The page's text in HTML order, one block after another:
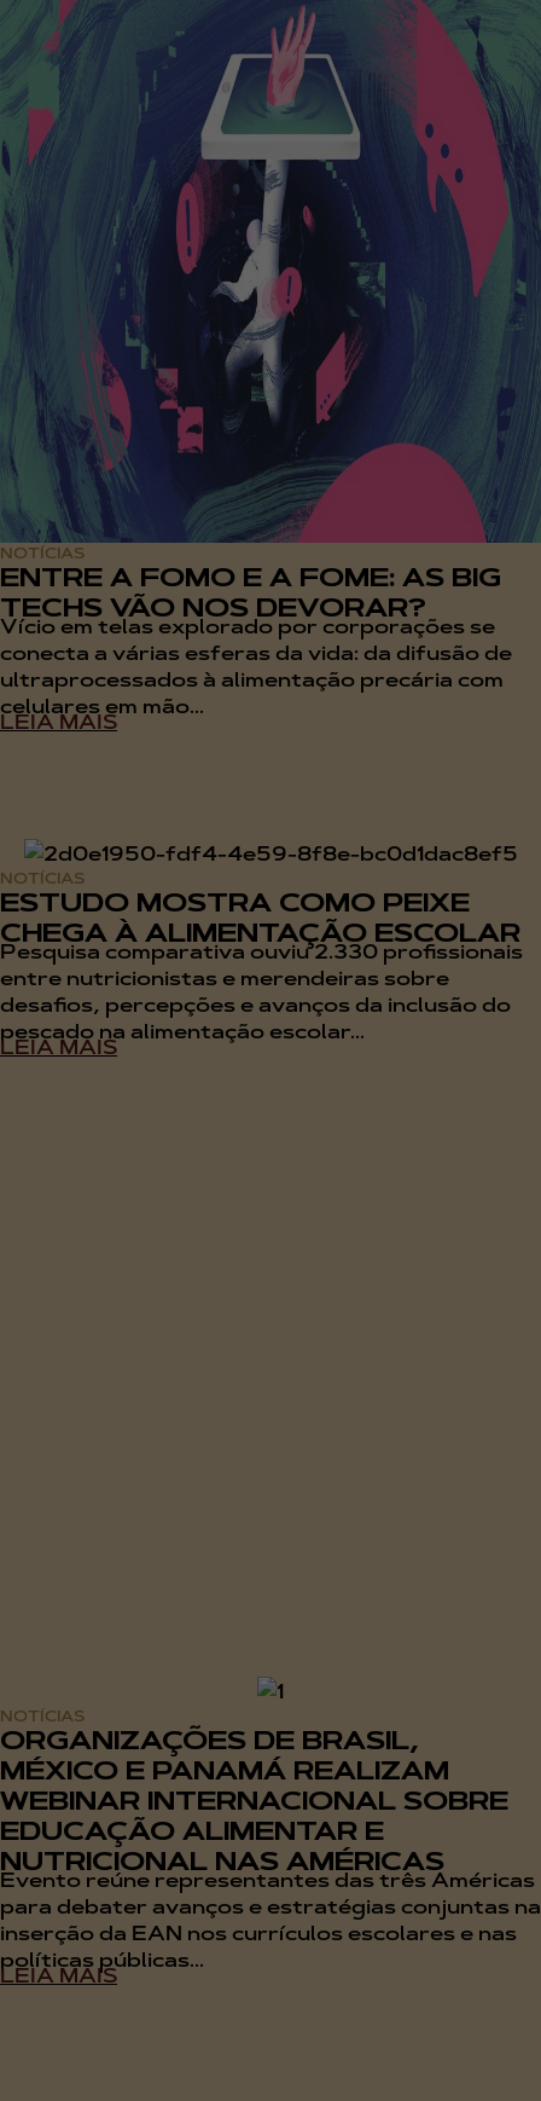
NOTÍCIAS
ENTRE A FOMO E A FOME: AS BIG
TECHS VÃO NOS DEVORAR?
Vício em telas explorado por corporações se
conecta a várias esferas da vida: da difusão de
ultraprocessados à alimentação precária com
celulares em mão...
LEIA MAIS
NOTÍCIAS
ESTUDO MOSTRA COMO PEIXE
CHEGA À ALIMENTAÇÃO ESCOLAR
Pesquisa comparativa ouviu 2.330 profissionais
entre nutricionistas e merendeiras sobre
desafios, percepções e avanços da inclusão do
pescado na alimentação escolar...
LEIA MAIS
NOTÍCIAS
ORGANIZAÇÕES DE BRASIL,
MÉXICO E PANAMÁ REALIZAM
WEBINAR INTERNACIONAL SOBRE
EDUCAÇÃO ALIMENTAR E
NUTRICIONAL NAS AMÉRICAS
Evento reúne representantes das três Américas
para debater avanços e estratégias conjuntas na
inserção da EAN nos currículos escolares e nas
políticas públicas...
LEIA MAIS